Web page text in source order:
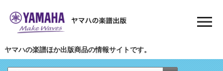
ヤマハの楽譜ほか出版商品の情報サイトです。